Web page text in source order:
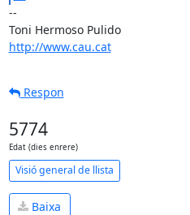
--
Toni Hermoso Pulido
http://www.cau.cat
Respon
5774
Edat (dies enrere)
Visió general de llista
Baixa